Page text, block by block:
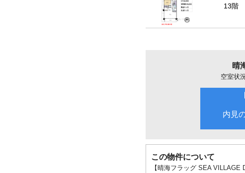
13階
晴
空室状
内見
この物件について
【晴海フラッグ SEA